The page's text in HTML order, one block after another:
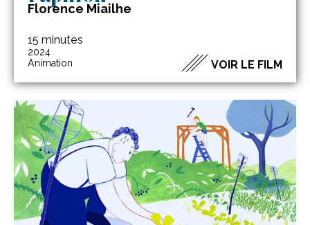
Florence Miailhe
15 minutes
2024
Animation
VOIR LE FILM